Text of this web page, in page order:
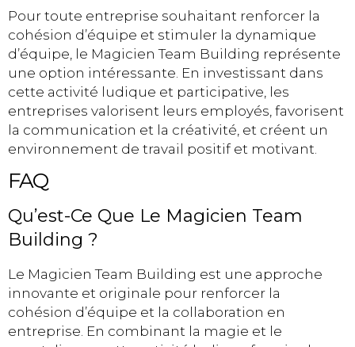
Pour toute entreprise souhaitant renforcer la
cohésion d’équipe et stimuler la dynamique
d’équipe, le Magicien Team Building représente
une option intéressante. En investissant dans
cette activité ludique et participative, les
entreprises valorisent leurs employés, favorisent
la communication et la créativité, et créent un
environnement de travail positif et motivant.
FAQ
Qu’est-Ce Que Le Magicien Team
Building ?
Le Magicien Team Building est une approche
innovante et originale pour renforcer la
cohésion d’équipe et la collaboration en
entreprise. En combinant la magie et le